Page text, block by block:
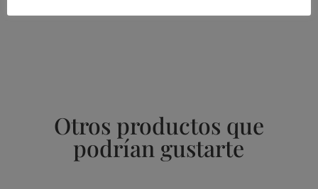
Otros productos que
podrían gustarte